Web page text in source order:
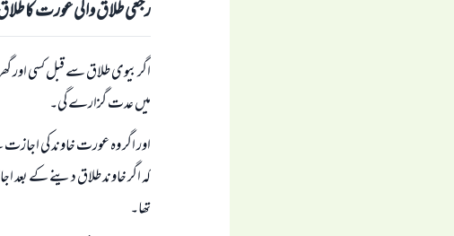
رجعی طلاق والی عورت کا
اگر بیوی طلاق سے قبل کسی اور
میں عدت گزارے گی۔
اور اگر وہ عورت خاوند کی اجازت
کہ اگر خاوند طلاق دینے کے
تھا۔